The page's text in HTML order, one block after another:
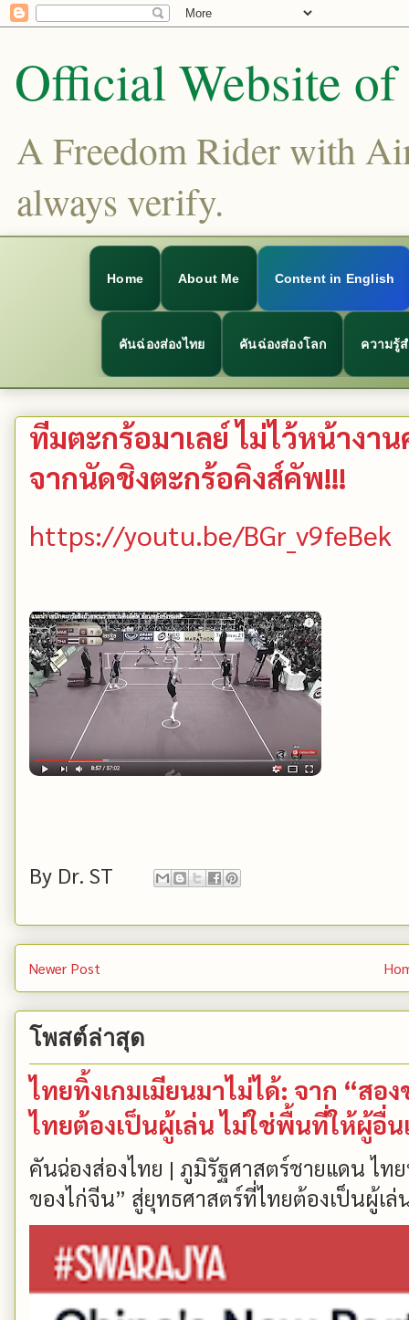
Official Website
A Freedom Rider with
always verify.
Home About Me Content in English
คันฉ่องส่องไทย คันฉ่องส่องโลก ความรู้
ทีมตะกร้อมาเลย์ ไม่ไว้หน้าง
จากนัดชิงตะกร้อคิงส์คัพ!!!
https://youtu.be/BGr_v9feBek
By Dr. ST
Newer Post
โพสต์ล่าสุด
ไทยทิ้งเกมเมียนมาไม่ได้: จาก “ส
ไทยต้องเป็นผู้เล่น ไม่ใช่พื้นที่ให้ผู้อื่น
คันฉ่องส่องไทย | ภูมิรัฐศาสตร์ชายแดน ไท
ของไก่จีน” สู่ยุทธศาสตร์ที่ไทยต้องเป็นผู้เล่